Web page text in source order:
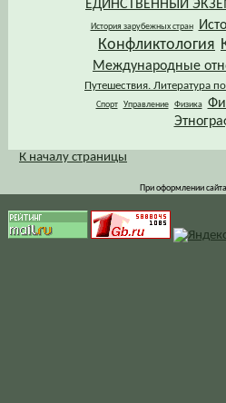
ЕДИНСТВЕННЫЙ
История зарубежных стран
Конфликтология
Международные
Путешествия. Литература
Спорт Управление Физика
К началу страницы
При оформлении